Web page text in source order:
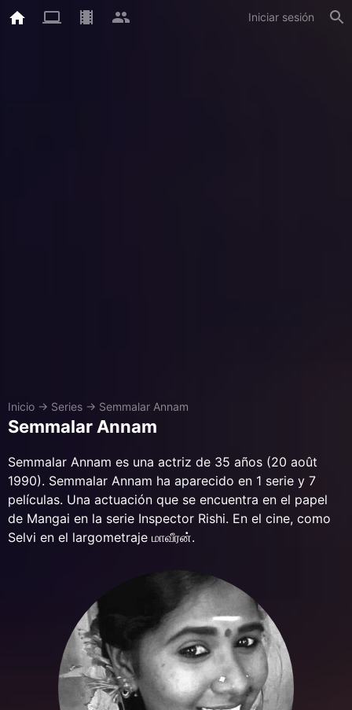
Iniciar sesión
Inicio → Series → Semmalar Annam
Semmalar Annam
Semmalar Annam es una actriz de 35 años (20 août
1990). Semmalar Annam ha aparecido en 1 serie y 7
películas. Una actuación que se encuentra en el papel
de Mangai en la serie Inspector Rishi. En el cine, como
Selvi en el largometraje மாவீரன்.